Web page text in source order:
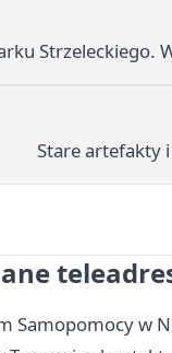
Strzeleckiego.
Stare artefakty
Samopomocy w